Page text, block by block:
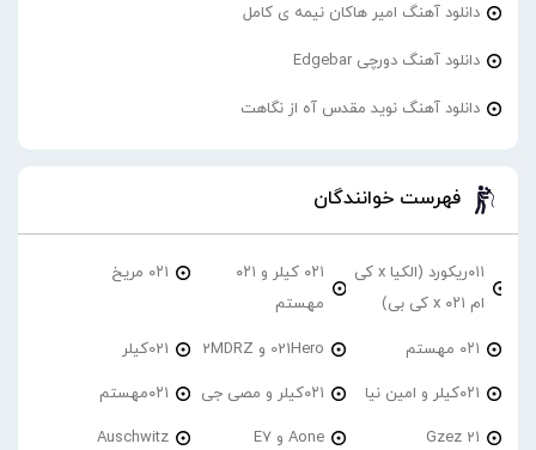
دانلود آهنگ امیر هاکان نیمه ی کامل
دانلود آهنگ دورچی Edgebar
دانلود آهنگ نوید مقدس آه از نگاهت
فهرست خوانندگان
۰۱۱ریکورد (الکیا x کی
ام ۰۲۱ x کی بی)
۰۲۱ کیلر و ۰۲۱
مهستم
۰۲۱ مریخ
۰۲۱ مهستم 021Hero و 2MDRZ 021کیلر
۰۲۱کیلر و امین نیا ۰۲۱کیلر و مصی جی ۰۲۱مهستم
21 Gzez Aone و E7 Auschwitz